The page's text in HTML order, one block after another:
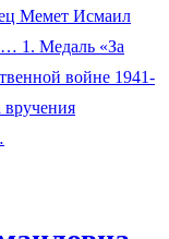
Мемет Исмаил
1. Медаль «За
войне 1941-
вручения